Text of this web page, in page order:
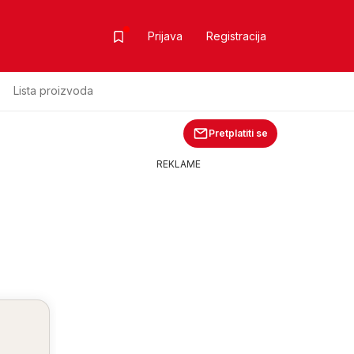
Prijava Registracija
Lista proizvoda
Pretplatiti se
REKLAME